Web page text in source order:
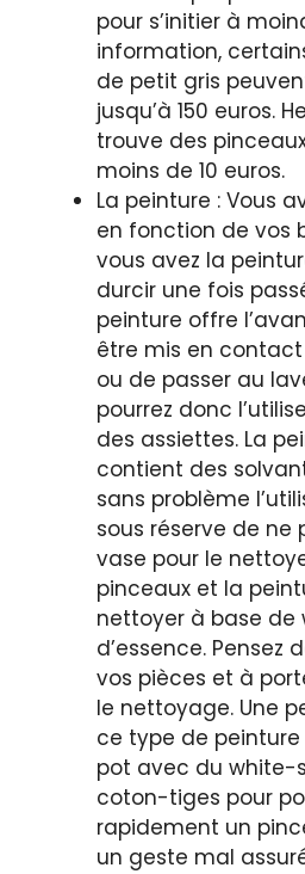
pour s’initier à
information,
de petit gris
jusqu’à 150 euros.
trouve des
moins de 10 euros.
La peinture : Vous
en fonction de vos
vous avez la
durcir une fois
peinture offre
être mis en
ou de passer au
pourrez donc
des assiettes. La
contient des
sans problème
sous réserve de ne
vase pour le
pinceaux et la
nettoyer à base de
d’essence. Pensez
vos pièces et à
le nettoyage. Une
ce type de
pot avec du white-
coton-tiges pour
rapidement un
un geste mal